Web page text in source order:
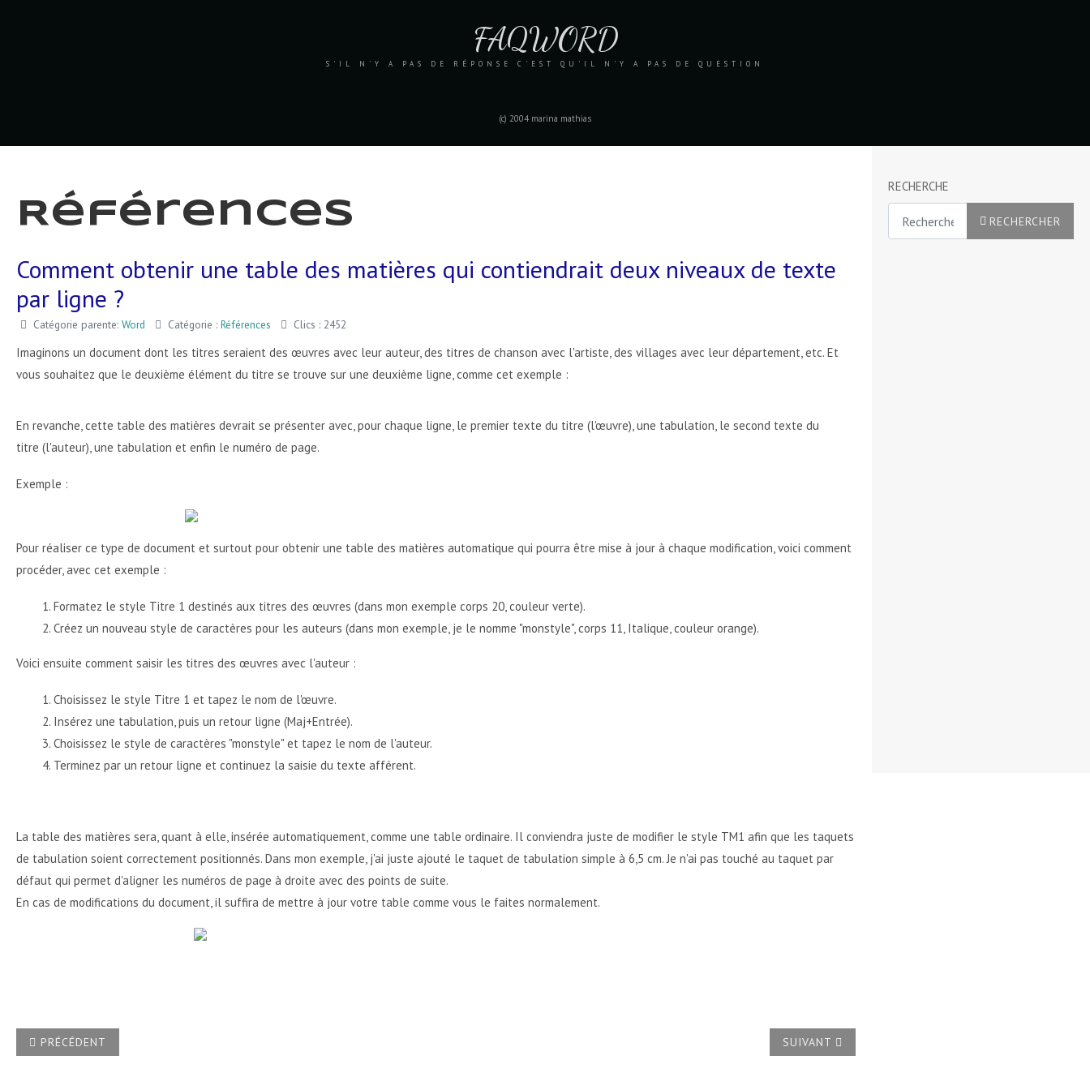
FAQWORD
S'IL N'Y A PAS DE RÉPONSE C'EST QU'IL N'Y A PAS DE QUESTION
(c) 2004 marina mathias
RECHERCHE
RECHERCHER
Références
Comment obtenir une table des matières qui contiendrait deux niveaux de texte
par ligne ?
Catégorie parente: Word Catégorie : Références Clics : 2452
Imaginons un document dont les titres seraient des œuvres avec leur auteur, des titres de chanson avec l'artiste, des villages avec leur département, etc. Et
vous souhaitez que le deuxième élément du titre se trouve sur une deuxième ligne, comme cet exemple :
En revanche, cette table des matières devrait se présenter avec, pour chaque ligne, le premier texte du titre (l'œuvre), une tabulation, le second texte du
titre (l'auteur), une tabulation et enfin le numéro de page.
Exemple :
Pour réaliser ce type de document et surtout pour obtenir une table des matières automatique qui pourra être mise à jour à chaque modification, voici comment
procéder, avec cet exemple :
Formatez le style Titre 1 destinés aux titres des œuvres (dans mon exemple corps 20, couleur verte).
Créez un nouveau style de caractères pour les auteurs (dans mon exemple, je le nomme "monstyle", corps 11, Italique, couleur orange).
Voici ensuite comment saisir les titres des œuvres avec l'auteur :
Choisissez le style Titre 1 et tapez le nom de l'œuvre.
Insérez une tabulation, puis un retour ligne (Maj+Entrée).
Choisissez le style de caractères "monstyle" et tapez le nom de l'auteur.
Terminez par un retour ligne et continuez la saisie du texte afférent.
La table des matières sera, quant à elle, insérée automatiquement, comme une table ordinaire. Il conviendra juste de modifier le style TM1 afin que les taquets
de tabulation soient correctement positionnés. Dans mon exemple, j'ai juste ajouté le taquet de tabulation simple à 6,5 cm. Je n'ai pas touché au taquet par
défaut qui permet d'aligner les numéros de page à droite avec des points de suite.
En cas de modifications du document, il suffira de mettre à jour votre table comme vous le faites normalement.
ARTICLE PRÉCÉDENT : COMMENT NE PAS AFFICHER LES ENTRÉES D'INDEX {XE"BLABLA"} ?
PRÉCÉDENT ARTICLE SUIVANT : COMMENT OBTENIR UNE TABLE
SUIVANT